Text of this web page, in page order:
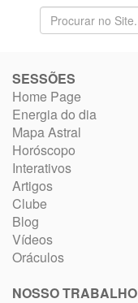
SESSÕES
Home Page
Energia do dia
Mapa Astral
Horóscopo
Interativos
Artigos
Clube
Blog
Vídeos
Oráculos
NOSSO TRABALHO